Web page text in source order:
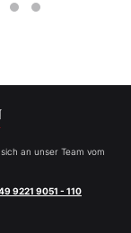
an unser Team vom
9221 9051 - 110